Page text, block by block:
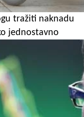
tražiti naknadu
jednostavno